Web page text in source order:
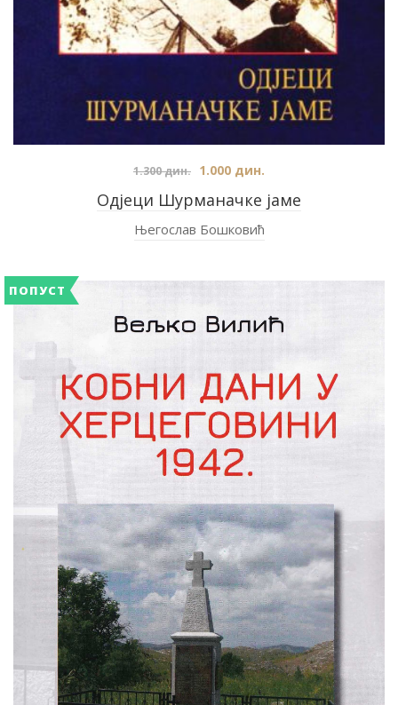
Одјеци Шурманачке јаме
1.300дин. 1.000 дин.
Његослав Бошковић
ПОПУСТ